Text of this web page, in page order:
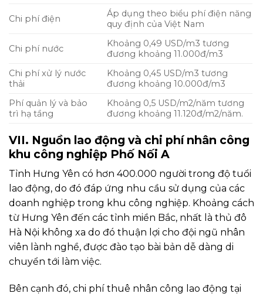
Chi phí điện
Áp dụng theo biểu phí điện năng
quy định của Việt Nam
Chi phí nước
Khoảng 0,49 USD/m3 tương
đương khoảng 11.000đ/m3
Chi phí xử lý nước
thải
Khoảng 0,45 USD/m3 tương
đương khoảng 10.000đ/m3
Phí quản lý và bảo
trì hạ tầng
Khoảng 0,5 USD/m2/năm tương
đương khoảng 11.120đ/m2/năm.
VII. Nguồn lao động và chi phí nhân công
khu công nghiệp Phố Nối A
Tỉnh Hưng Yên có hơn 400.000 người trong độ tuổi
lao động, do đó đáp ứng nhu cầu sử dụng của các
doanh nghiệp trong khu công nghiệp. Khoảng cách
từ Hưng Yên đến các tỉnh miền Bắc, nhất là thủ đô
Hà Nội không xa do đó thuận lợi cho đội ngũ nhân
viên lành nghề, được đào tạo bài bản dễ dàng di
chuyển tới làm việc.
Bên cạnh đó, chi phí thuê nhân công lao động tại